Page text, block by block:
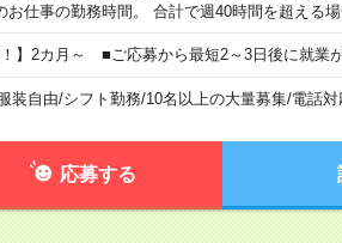
仕事の勤務時間。 合計で週40時間を超える場
】2カ月～ ■ご応募から最短2～3日後に就業
装自由/シフト勤務/10名以上の大量募集/電話対
応募する